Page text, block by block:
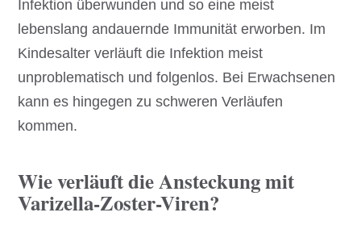
Infektion überwunden und so eine meist
lebenslang andauernde Immunität erworben. Im
Kindesalter verläuft die Infektion meist
unproblematisch und folgenlos. Bei Erwachsenen
kann es hingegen zu schweren Verläufen
kommen.
Wie verläuft die Ansteckung mit
Varizella-Zoster-Viren?